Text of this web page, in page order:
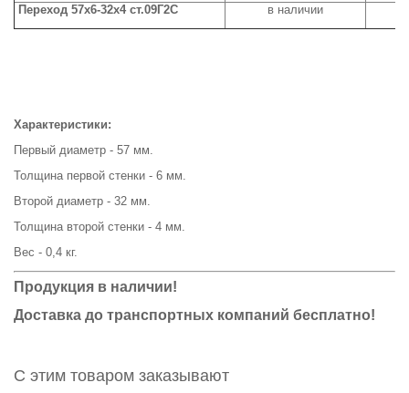
Переход 57х6-32х4 ст.09Г2С
в наличии
Характеристики:
Первый диаметр - 57 мм.
Толщина первой стенки - 6 мм.
Второй диаметр - 32 мм.
Толщина второй стенки - 4 мм.
Вес - 0,4 кг.
Продукция в наличии!
Доставка до транспортных компаний бесплатно!
С этим товаром заказывают